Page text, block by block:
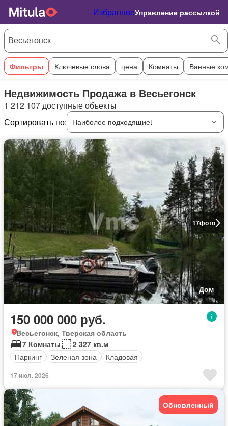
ИзбранноеУправление рассылкой
Фильтры Ключевые слова цена Комнаты Ванные
Недвижимость Продажа в Весьегонск
1 212 107 доступные объекты
Сортировать по:
Наиболее подходящиеt
17фото
Дом
150 000 000 руб.
Весьегонск, Тверская область
7 Комнаты
2 327 кв.м
Паркинг
Зеленая зона Кладовая
17 июл. 2026
Обновленный